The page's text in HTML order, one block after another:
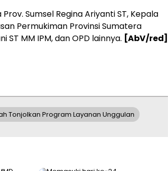
Sumsel Regina Ariyanti ST, Kepala
Permukiman Provinsi Sumatera
ST MM IPM, dan OPD lainnya. [AbV/red]
Tonjolkan Program Layanan Unggulan